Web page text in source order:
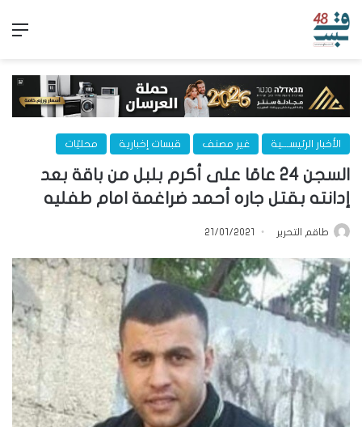
الأخبار الرئيســـية غير مصنف قبسات إخبارية محليّات
السجن 24 عامًا على أكرم بلبل من باقة بعد
إدانته بقتل جاره أحمد ضراغمة امام طفليه
طاقم التحرير 21/01/2021